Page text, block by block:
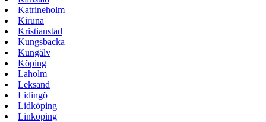
Katrineholm
Kiruna
Kristianstad
Kungsbacka
Kungälv
Köping
Laholm
Leksand
Lidingö
Lidköping
Linköping